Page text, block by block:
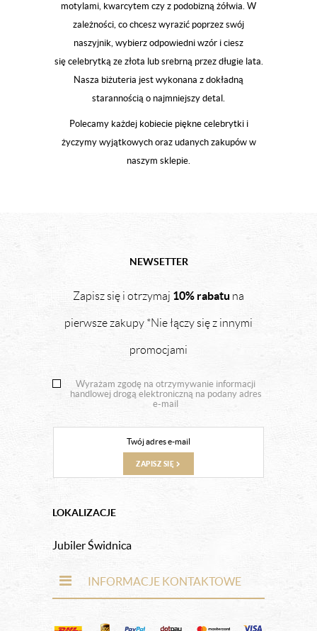
motylami, kwarcytem czy z podobizną żółwia. W
zależności, co chcesz wyrazić poprzez swój
naszyjnik, wybierz odpowiedni wzór i ciesz
się celebrytką ze złota lub srebrną przez długie lata.
Nasza biżuteria jest wykonana z dokładną
starannością o najmniejszy detal.
Polecamy każdej kobiecie piękne celebrytki i
życzymy wyjątkowych oraz udanych zakupów w
naszym sklepie.
NEWSETTER
Zapisz się i otrzymaj 10% rabatu na
pierwsze zakupy *Nie łączy się z innymi
promocjami
Wyrażam zgodę na otrzymywanie informacji
handlowej drogą elektroniczną na podany adres
e-mail
ZAPISZ SIĘ
LOKALIZACJE
Jubiler Świdnica
INFORMACJE KONTAKTOWE